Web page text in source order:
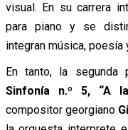
visual. En su carrera
para piano y se
integran música, poesía
En tanto, la segunda
Sinfonía n.º 5, “A
compositor georgiano